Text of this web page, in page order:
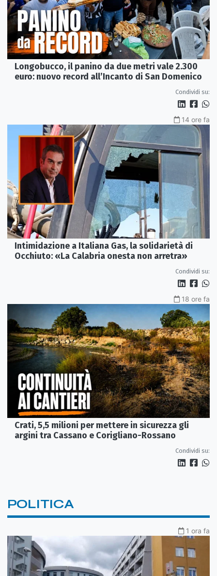
Longobucco, il panino da due metri vale 2.300
euro: nuovo record all’Incanto di San Domenico
Condividi su:
14 ore fa
Intimidazione a Italiana Gas, la solidarietà di
Occhiuto: «La Calabria onesta non arretra»
Condividi su:
18 ore fa
Crati, 5,5 milioni per mettere in sicurezza gli
argini tra Cassano e Corigliano-Rossano
Condividi su:
POLITICA
1 ora fa